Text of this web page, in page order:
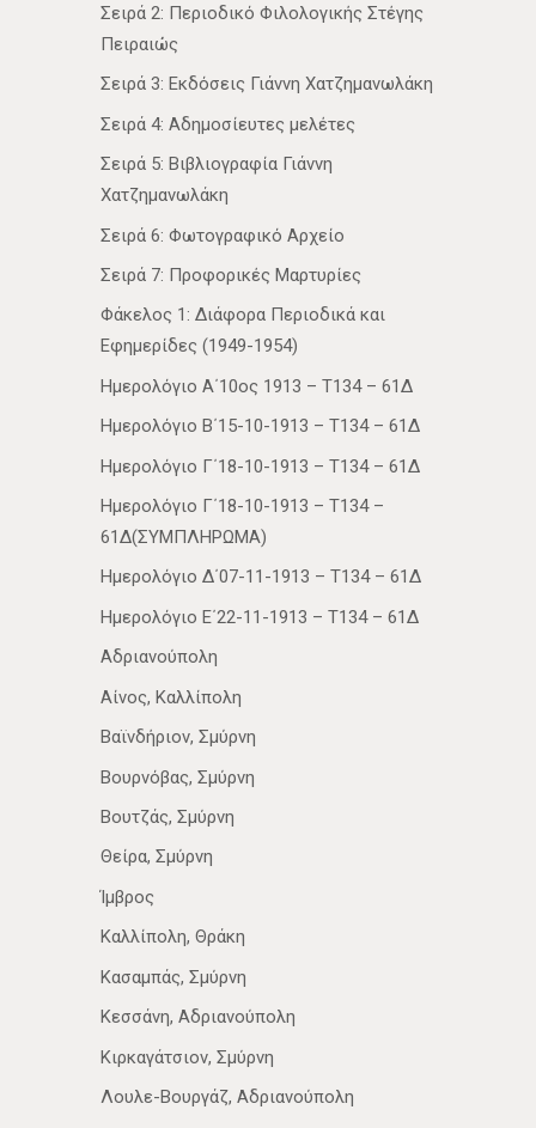
Σειρά 2: Περιοδικό Φιλολογικής Στέγης
Πειραιώς
Σειρά 3: Εκδόσεις Γιάννη Χατζημανωλάκη
Σειρά 4: Αδημοσίευτες μελέτες
Σειρά 5: Βιβλιογραφία Γιάννη
Χατζημανωλάκη
Σειρά 6: Φωτογραφικό Αρχείο
Σειρά 7: Προφορικές Μαρτυρίες
Φάκελος 1: Διάφορα Περιοδικά και
Εφημερίδες (1949-1954)
Ημερολόγιο Α΄10ος 1913 – Τ134 – 61Δ
Ημερολόγιο Β΄15-10-1913 – Τ134 – 61Δ
Ημερολόγιο Γ΄18-10-1913 – Τ134 – 61Δ
Ημερολόγιο Γ΄18-10-1913 – Τ134 –
61Δ(ΣΥΜΠΛΗΡΩΜΑ)
Ημερολόγιο Δ΄07-11-1913 – Τ134 – 61Δ
Ημερολόγιο Ε΄22-11-1913 – Τ134 – 61Δ
Αδριανούπολη
Αίνος, Καλλίπολη
Βαϊνδήριον, Σμύρνη
Βουρνόβας, Σμύρνη
Βουτζάς, Σμύρνη
Θείρα, Σμύρνη
Ίμβρος
Καλλίπολη, Θράκη
Κασαμπάς, Σμύρνη
Κεσσάνη, Αδριανούπολη
Κιρκαγάτσιον, Σμύρνη
Λουλε-Βουργάζ, Αδριανούπολη